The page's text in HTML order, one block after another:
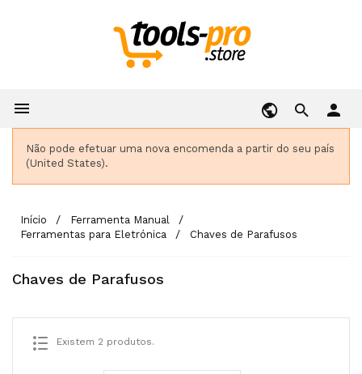
 person
Não pode efetuar uma nova encomenda a partir do seu país
(United States).
Início
Ferramenta Manual
Ferramentas para Eletrónica
Chaves de Parafusos
Chaves de Parafusos
Existem 2 produtos.